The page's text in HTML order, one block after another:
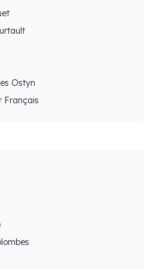
Ostyn
Français